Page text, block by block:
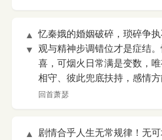
▲
▼
忆秦娥的婚姻破碎，琐碎争
观与精神步调错位才是症结
喜，可烟火日常满是变数，
相守、彼此兜底扶持，感情方
回首萧瑟
▲
剧情合乎人生无常规律！无可